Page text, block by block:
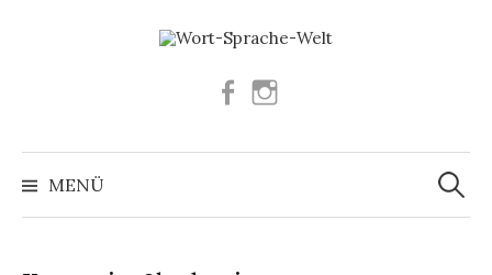
Facebook
MENÜ
Suchen
nach: